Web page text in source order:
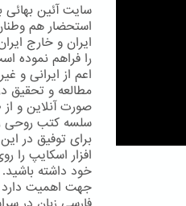
سایت آئین بهائی
استحضار هم
ایران و خارج
را فراهم نموده
اعم از ایرانی و
مطالعه و تحقیق
صورت آنلاین و از
سلسه کتب روحی
برای توفیق در
افزار اسکایپ را
خود داشته
جهت اهمیت دارد